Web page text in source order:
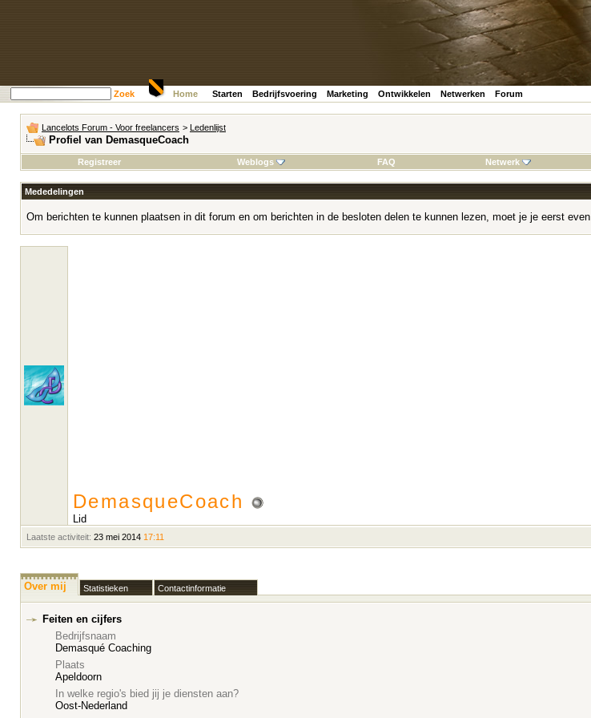
Zoek Home Starten Bedrijfsvoering Marketing Ontwikkelen Netwerken Forum
Lancelots Forum - Voor freelancers > Ledenlijst
Profiel van DemasqueCoach
Registreer
Weblogs FAQ Netwerk
Mededelingen
Om berichten te kunnen plaatsen in dit forum en om berichten in de besloten delen te kunnen lezen, moet je je eerst even
DemasqueCoach
Lid
Laatste activiteit: 23 mei 2014 17:11
Over mij Statistieken Contactinformatie
Feiten en cijfers
Bedrijfsnaam
Demasqué Coaching
Plaats
Apeldoorn
In welke regio's bied jij je diensten aan?
Oost-Nederland